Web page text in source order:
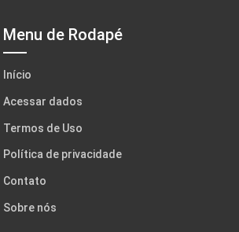
Menu de Rodapé
Início
Acessar dados
Termos de Uso
Política de privacidade
Contato
Sobre nós